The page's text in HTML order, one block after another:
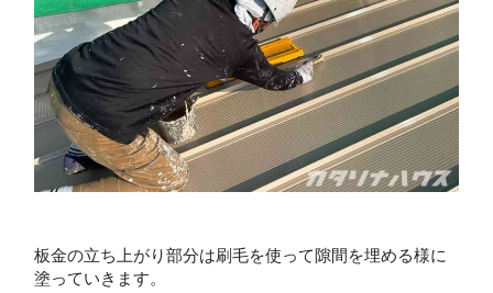
板金の立ち上がり部分は刷毛を使って隙間を埋める様に
塗っていきます。